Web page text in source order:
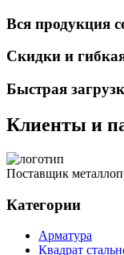
Вся продукция
Скидки и
Быстрая
Клиенты и
Поставщик
Категории
Арматура
Квадрат